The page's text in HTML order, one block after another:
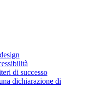
di successo
dichiarazione di